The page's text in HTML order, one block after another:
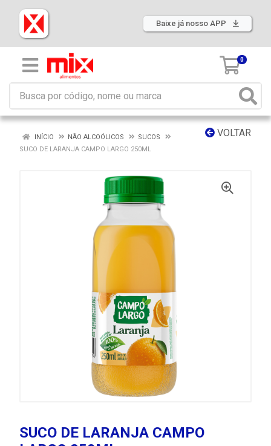
Baixe já nosso APP
0
VOLTAR
INÍCIO NÃO ALCOÓLICOS
SUCOS
SUCO DE LARANJA CAMPO LARGO 250ML
SUCO DE LARANJA CAMPO